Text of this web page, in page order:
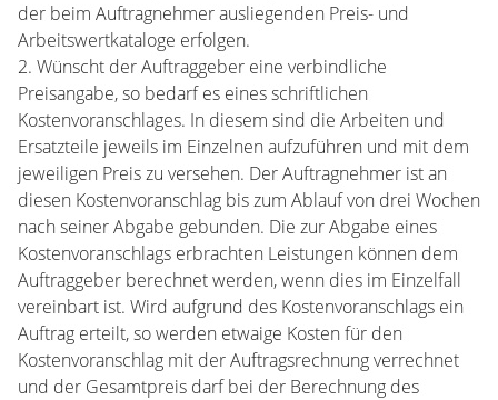
der beim Auftragnehmer ausliegenden Preis- und
Arbeitswertkataloge erfolgen.
2. Wünscht der Auftraggeber eine verbindliche
Preisangabe, so bedarf es eines schriftlichen
Kostenvoranschlages. In diesem sind die Arbeiten und
Ersatzteile jeweils im Einzelnen aufzuführen und mit dem
jeweiligen Preis zu versehen. Der Auftragnehmer ist an
diesen Kostenvoranschlag bis zum Ablauf von drei Wochen
nach seiner Abgabe gebunden. Die zur Abgabe eines
Kostenvoranschlags erbrachten Leistungen können dem
Auftraggeber berechnet werden, wenn dies im Einzelfall
vereinbart ist. Wird aufgrund des Kostenvoranschlags ein
Auftrag erteilt, so werden etwaige Kosten für den
Kostenvoranschlag mit der Auftragsrechnung verrechnet
und der Gesamtpreis darf bei der Berechnung des